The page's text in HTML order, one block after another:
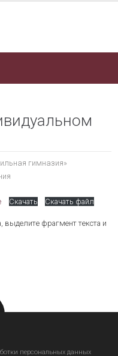
гимназия»
Скачать
Скачать файл
фрагмент текста и
персональных данных